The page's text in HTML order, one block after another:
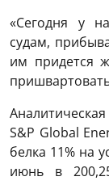
«Сегодня у
судам,
им придется
S&P Global
белка 11% на
июнь в